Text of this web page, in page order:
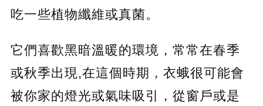
吃一些植物纖維或真菌。
它們喜歡黑暗溫暖的環境，常常在春季
或秋季出現,在這個時期，衣蛾很可能會
被你家的燈光或氣味吸引，從窗戶或是